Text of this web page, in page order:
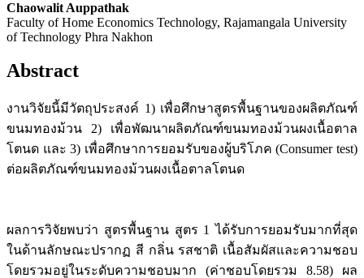
Chaowalit Auppathak
Faculty of Home Economics Technology, Rajamangala University
of Technology Phra Nakhon
Abstract
งานวิจัยนี้มีวัตถุประสงค์ 1) เพื่อศึกษาสูตรพื้นฐานของผลิตภัณฑ์
ขนมทองม้วน 2) เพื่อพัฒนาผลิตภัณฑ์ขนมทองม้วนผงเนื้อตาล
โตนด และ 3) เพื่อศึกษาการยอมรับของผู้บริโภค (Consumer test)
ต่อผลิตภัณฑ์ขนมทองม้วนผงเนื้อตาลโตนด
ผลการวิจัยพบว่า สูตรพื้นฐาน สูตร 1 ได้รับการยอมรับมากที่สุด
ในด้านลักษณะปรากฏ สี กลิ่น รสชาติ เนื้อสัมผัสและความชอบ
โดยรวมอยู่ในระดับความชอบมาก (ค่าชอบโดยรวม 8.58) ผล